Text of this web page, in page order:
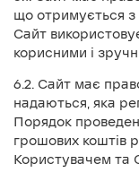
що отримується
Сайт
корисними і
6.2. Сайт має
надаються, яка
Порядок
грошових коштів
Користувачем та